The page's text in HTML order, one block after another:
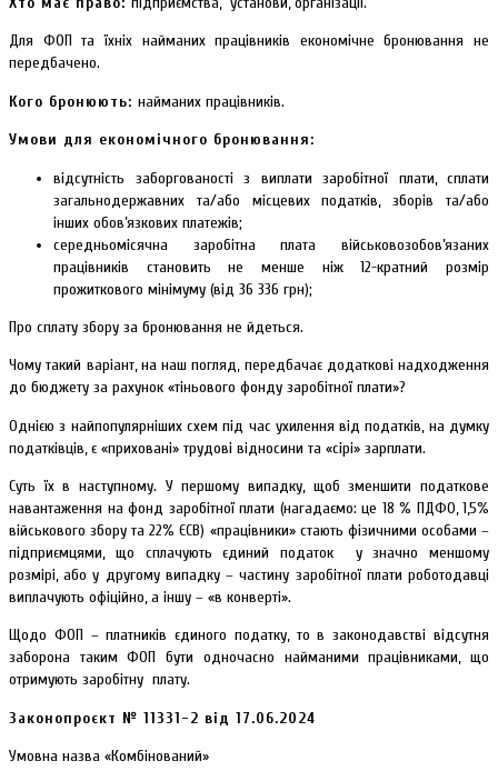
Для ФОП та їхніх найманих працівників економічне бронювання не
передбачено.
Кого бронюють: найманих працівників.
Умови для економічного бронювання:
відсутність заборгованості з виплати заробітної плати, сплати
загальнодержавних та/або місцевих податків, зборів та/або
інших обов’язкових платежів;
середньомісячна заробітна плата військовозобов’язаних
працівників становить не менше ніж 12-кратний розмір
прожиткового мінімуму (від 36 336 грн);
Про сплату збору за бронювання не йдеться.
Чому такий варіант, на наш погляд, передбачає додаткові надходження
до бюджету за рахунок «тіньового фонду заробітної плати»?
Однією з найпопулярніших схем під час ухилення від податків, на думку
податківців, є «приховані» трудові відносини та «сірі» зарплати.
Суть їх в наступному. У першому випадку, щоб зменшити податкове
навантаження на фонд заробітної плати (нагадаємо: це 18 % ПДФО, 1,5%
військового збору та 22% ЄСВ) «працівники» стають фізичними особами –
підприємцями, що сплачують єдиний податок у значно меншому
розмірі, або у другому випадку – частину заробітної плати роботодавці
виплачують офіційно, а іншу – «в конверті».
Щодо ФОП – платників єдиного податку, то в законодавстві відсутня
заборона таким ФОП бути одночасно найманими працівниками, що
отримують заробітну плату.
Законопроєкт № 11331-2 від 17.06.2024
Умовна назва «Комбінований»